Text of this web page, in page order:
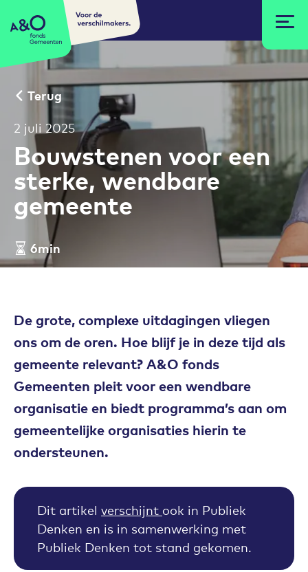
A&O fonds Gemeenten
Voor de
verschilmakers.
Terug
2 juli 2025
Bouwstenen voor een
sterke, wendbare
gemeente
Leestijd artikel
6min
De grote, complexe uitdagingen vliegen
ons om de oren. Hoe blijf je in deze tijd als
gemeente relevant? A&O fonds
Gemeenten pleit voor een wendbare
organisatie en biedt programma’s aan om
gemeentelijke organisaties hierin te
ondersteunen.
Dit artikel verschijnt ook in Publiek
Denken en is in samenwerking met
Publiek Denken tot stand gekomen.